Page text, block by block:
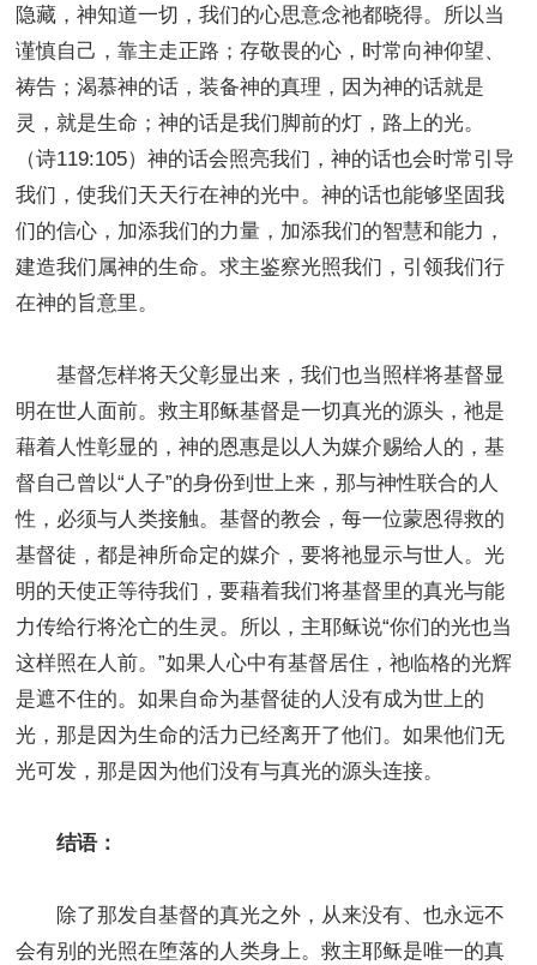
隐藏，神知道一切，我们的心思意念祂都晓得。所以当
谨慎自己，靠主走正路；存敬畏的心，时常向神仰望、
祷告；渴慕神的话，装备神的真理，因为神的话就是
灵，就是生命；神的话是我们脚前的灯，路上的光。
（诗119:105）神的话会照亮我们，神的话也会时常引导
我们，使我们天天行在神的光中。神的话也能够坚固我
们的信心，加添我们的力量，加添我们的智慧和能力，
建造我们属神的生命。求主鉴察光照我们，引领我们行
在神的旨意里。
基督怎样将天父彰显出来，我们也当照样将基督显
明在世人面前。救主耶稣基督是一切真光的源头，祂是
藉着人性彰显的，神的恩惠是以人为媒介赐给人的，基
督自己曾以“人子”的身份到世上来，那与神性联合的人
性，必须与人类接触。基督的教会，每一位蒙恩得救的
基督徒，都是神所命定的媒介，要将祂显示与世人。光
明的天使正等待我们，要藉着我们将基督里的真光与能
力传给行将沦亡的生灵。所以，主耶稣说“你们的光也当
这样照在人前。”如果人心中有基督居住，祂临格的光辉
是遮不住的。如果自命为基督徒的人没有成为世上的
光，那是因为生命的活力已经离开了他们。如果他们无
光可发，那是因为他们没有与真光的源头连接。
结语：
除了那发自基督的真光之外，从来没有、也永远不
会有别的光照在堕落的人类身上。救主耶稣是唯一的真